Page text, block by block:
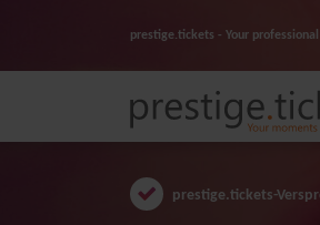
prestige.tickets - Your
prestige.tickets-